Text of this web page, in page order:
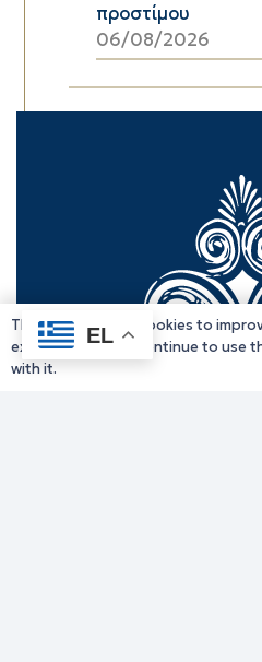
προστίμου
06/08/2026
EL
This website uses cookies to
experience. If you continue to use
with it.